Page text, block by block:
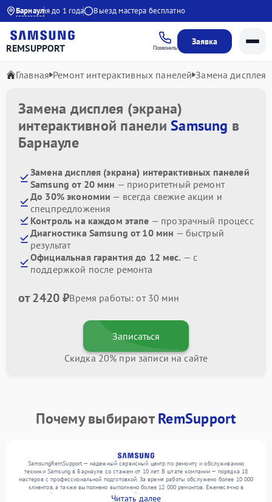
Барнаул
Гарантия до 1 года Выезд мастера бесплатно
REMSUPPORT Позвонить
Заявка
Главная Ремонт интерактивных панелей Замена дисплея
Замена дисплея (экрана)
интерактивной панелиSamsung в
Барнауле
Замена дисплея (экрана) интерактивных панелей
Samsung от 20 мин — приоритетный ремонт
До 30% экономии — всегда свежие акции и
спецпредложения
Контроль на каждом этапе — прозрачный процесс
Диагностика Samsung от 10 мин — быстрый
результат
Официальная гарантия до 12 мес. — с
поддержкой после ремонта
от 2420 ₽Время работы: от 30 мин
Записаться
Скидка 20% при записи на сайте
Почему выбираютRemSupport
SamsungRemSupport — надежный сервисный центр по ремонту и обслуживанию
техники Samsung в Барнауле со стажем от 10 лет. В штате компании — порядка 18
мастеров с профессиональной подготовкой. За время работы обслужено более 10 000
клиентов, а также выполнено выполнено более 12 000 ремонтов. Ежемесячно в
сервисный центр поступает от 300 устройств, включая , , . Мы работаем с широким
Читать далее